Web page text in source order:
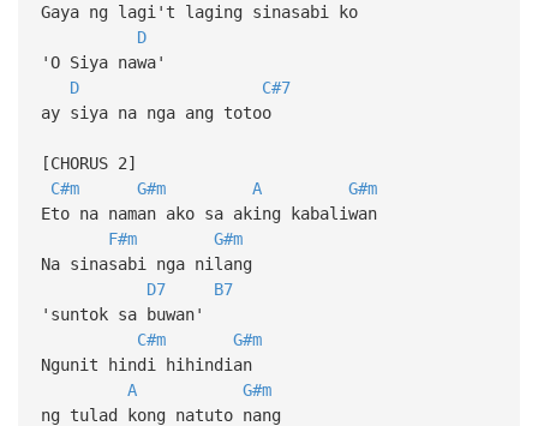
Gaya ng lagi't laging sinasabi ko
D
'O Siya nawa'
D
C#7
ay siya na nga ang totoo
[CHORUS 2]
C#m
G#m A
G#m
Eto na naman ako sa aking kabaliwan
F#m
G#m
Na sinasabi nga nilang
D7
B7
'suntok sa buwan'
C#m
G#m
Ngunit hindi hihindian
A
G#m
ng tulad kong natuto nang